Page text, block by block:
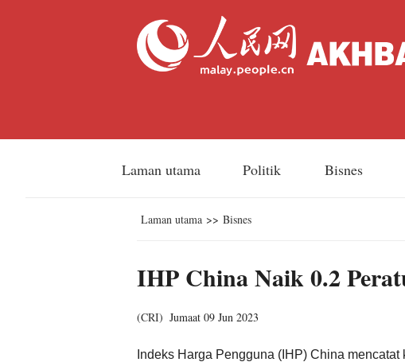
Laman utama Politik Bisnes
Laman utama >> Bisnes
IHP China Naik 0.2
(CRI) Jumaat 09 Jun 2023
Indeks Harga Pengguna (IHP) China